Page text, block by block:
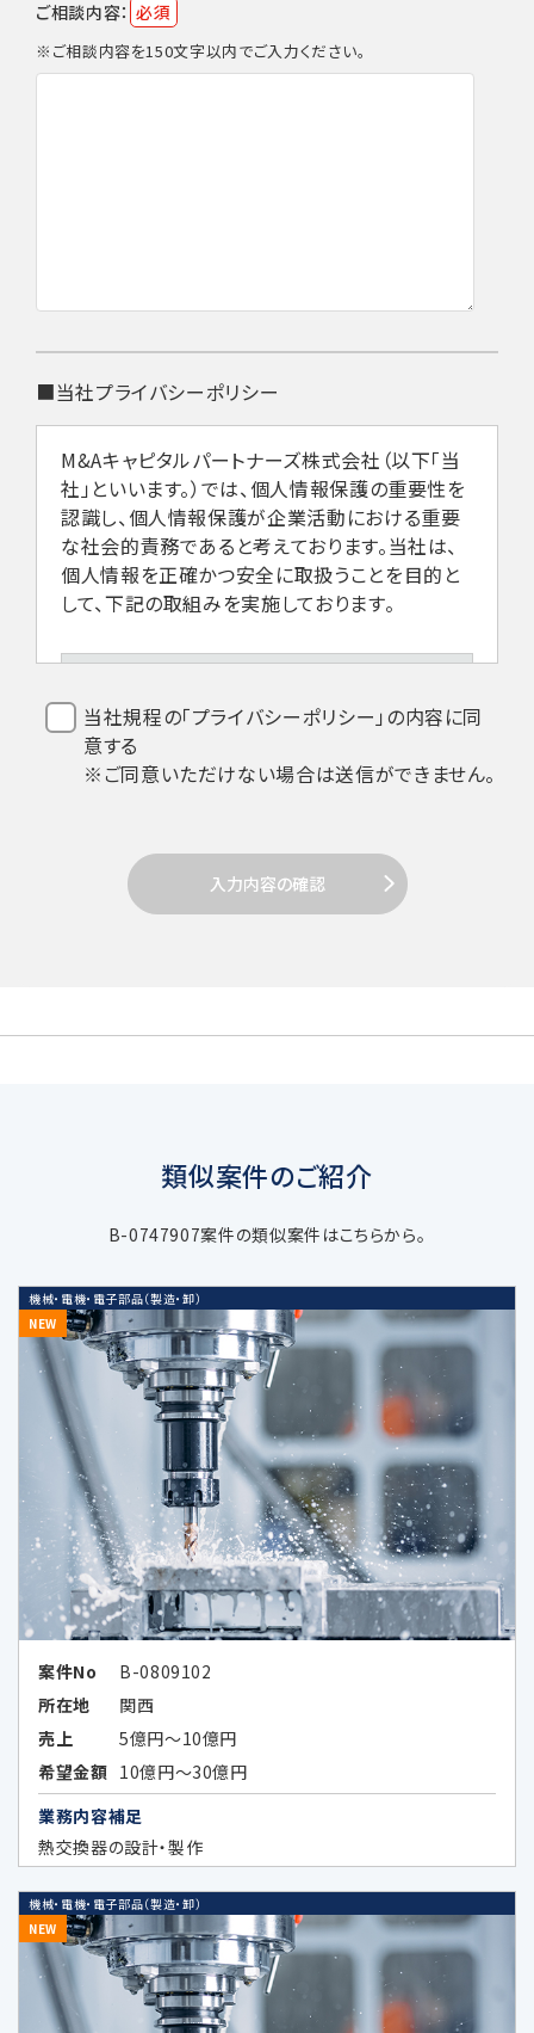
ご相談内容： 必須
※ご相談内容を150文字以内でご入力ください。
■当社プライバシーポリシー
M&Aキャピタルパートナーズ株式会社（以下「当
社」といいます。）では、個人情報保護の重要性を
認識し、個人情報保護が企業活動における重要
な社会的責務であると考えております。当社は、
個人情報を正確かつ安全に取扱うことを目的と
して、下記の取組みを実施しております。
当社は、個人情報を取扱うにあたり、個人
ー業務などの当社サービスに関する業務
遂行のため
上記業務に関連する当社及び当社業務
提携会社のサービスのご案内、社内にお
ける調査・研究資料作成のため
当社の採用選考活動のため
当社又は第三者の商品・サービスに関す
る広告、メールマガジン等、各種ご案内の
ため
わせた広告情報等の表示、メールマガジ
ン等、各種ご案内のため
上記各目的に関連する市場分析、マーケ
ティングのため
データのハッシュ化等の加工、統計化の
方法等により特定の個人を識別できない
形式に加工したデータまたは統計情報
（統計データ）の作成のため、及び当該加
工したデータまたは統計データの第三者
提供のため
当社規程の「プライバシーポリシー」の内容に同
意する
※ご同意いただけない場合は送信ができません。
入力内容の確認
類似案件のご紹介
B-0747907案件の類似案件はこちらから。
機械・電機・電子部品（製造・卸）
NEW
案件No
B-0809102
所在地
関西
売上
5億円～10億円
希望金額 10億円～30億円
業務内容補足
熱交換器の設計・製作
機械・電機・電子部品（製造・卸）
NEW